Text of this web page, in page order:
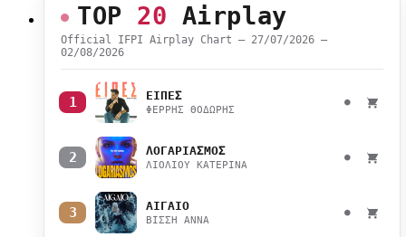
TOP 20 Airplay
Official IFPI Airplay Chart — 27/07/2026 –
02/08/2026
1 ΕΙΠΕΣ
ΦΕΡΡΗΣ ΘΟΔΩΡΗΣ
●
2 ΛΟΓΑΡΙΑΣΜΟΣ
ΛΙΟΛΙΟΥ ΚΑΤΕΡΙΝΑ
●
3 ΑΙΓΑΙΟ
ΒΙΣΣΗ ΑΝΝΑ
●